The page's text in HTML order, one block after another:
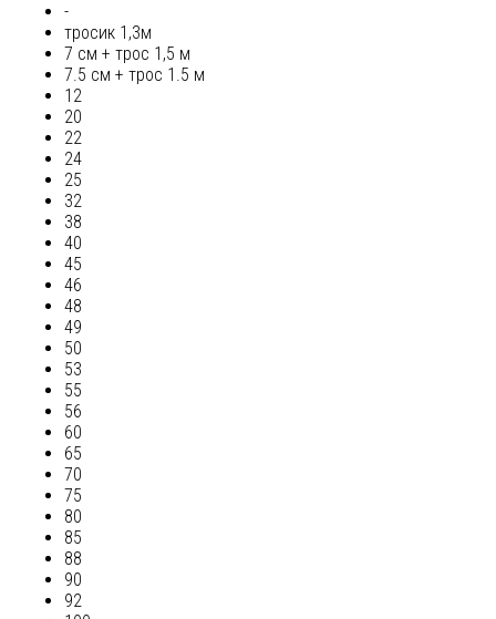
-
тросик 1,3м
7 см + трос 1,5 м
7.5 см + трос 1.5 м
12
20
22
24
25
32
38
40
45
46
48
49
50
53
55
56
60
65
70
75
80
85
88
90
92